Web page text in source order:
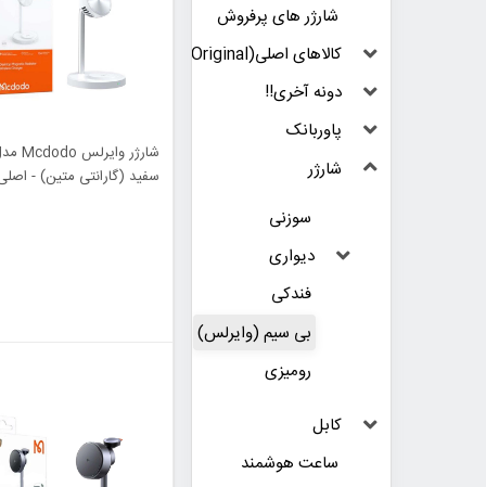
شارژر های پرفروش
کالاهای اصلی(Original)
دونه آخری!!
پاوربانک
شارژر
سوزنی
دیواری
فندکی
بی سیم (وایرلس)
رومیزی
کابل
ساعت هوشمند
سفید (گارانتی متین) -